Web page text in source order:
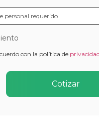
con la política de